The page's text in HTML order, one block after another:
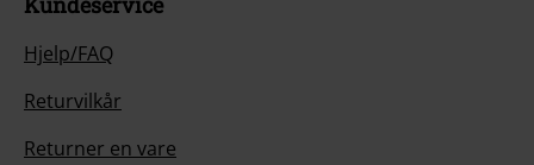
Hjelp/FAQ
Returvilkår
Returner en vare